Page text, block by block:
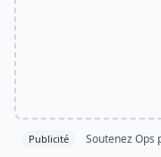
Publicité Soutenez Ops